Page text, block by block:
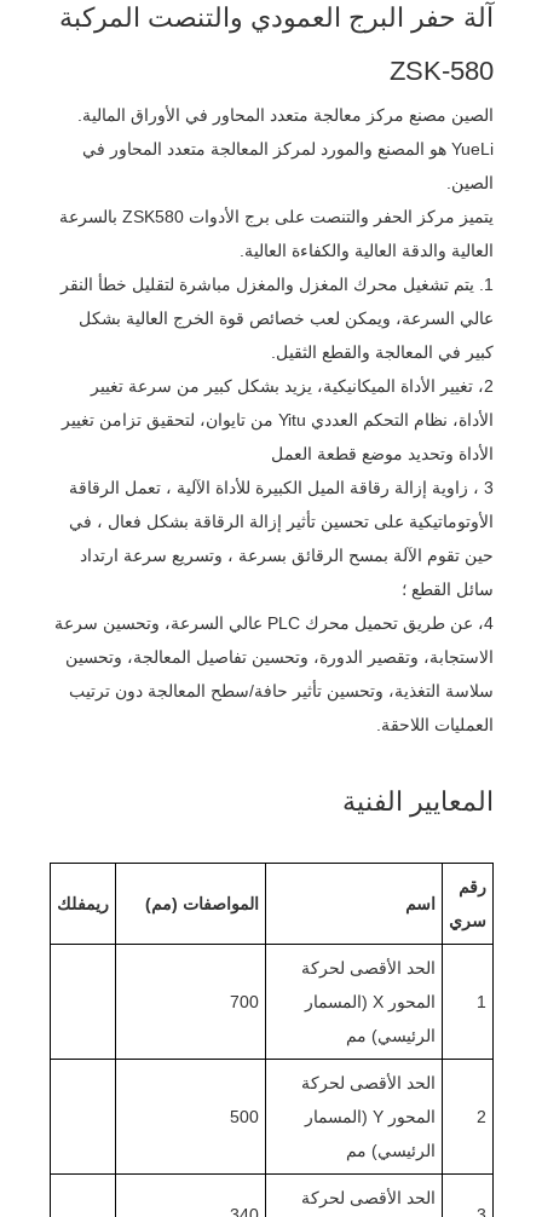
آلة حفر البرج العمودي والتنصت المركبة
ZSK-580
الصين مصنع مركز معالجة متعدد المحاور في الأوراق المالية.
YueLi هو المصنع والمورد لمركز المعالجة متعدد المحاور في
الصين.
يتميز مركز الحفر والتنصت على برج الأدوات ZSK580 بالسرعة
العالية والدقة العالية والكفاءة العالية.
1. يتم تشغيل محرك المغزل والمغزل مباشرة لتقليل خطأ النقر
عالي السرعة، ويمكن لعب خصائص قوة الخرج العالية بشكل
كبير في المعالجة والقطع الثقيل.
2، تغيير الأداة الميكانيكية، يزيد بشكل كبير من سرعة تغيير
الأداة، نظام التحكم العددي Yitu من تايوان، لتحقيق تزامن تغيير
الأداة وتحديد موضع قطعة العمل
3 ، زاوية إزالة رقاقة الميل الكبيرة للأداة الآلية ، تعمل الرقاقة
الأوتوماتيكية على تحسين تأثير إزالة الرقاقة بشكل فعال ، في
حين تقوم الآلة بمسح الرقائق بسرعة ، وتسريع سرعة ارتداد
سائل القطع ؛
4، عن طريق تحميل محرك PLC عالي السرعة، وتحسين سرعة
الاستجابة، وتقصير الدورة، وتحسين تفاصيل المعالجة، وتحسين
سلاسة التغذية، وتحسين تأثير حافة/سطح المعالجة دون ترتيب
العمليات اللاحقة.
المعايير الفنية
رقم
سري
اسم المواصفات (مم) ريمفلك
1
الحد الأقصى لحركة
المحور X (المسمار
الرئيسي) مم
700
2
الحد الأقصى لحركة
المحور Y (المسمار
الرئيسي) مم
500
الحد الأقصى لحركة